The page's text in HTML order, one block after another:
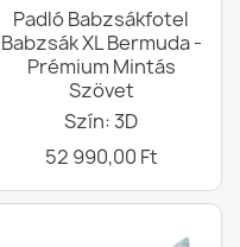
Padló Babzsákfotel
Babzsák XL Bermuda -
Prémium Mintás
Szövet
Szín: 3D
52 990,00 Ft